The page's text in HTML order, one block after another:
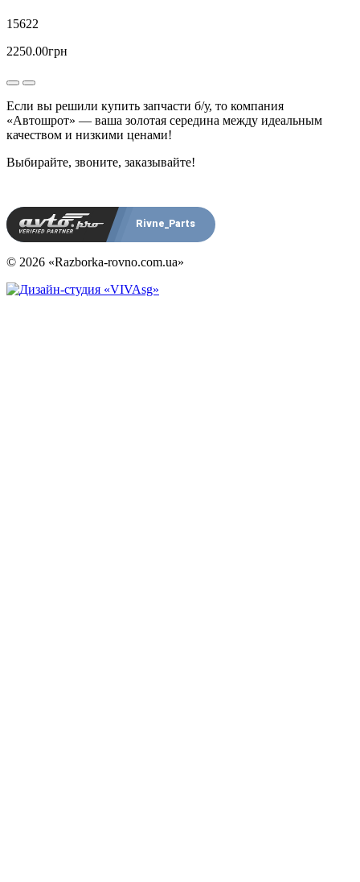
15622
2250.00грн
Если вы решили купить запчасти б/у, то компания
«Автошрот» — ваша золотая середина между идеальным
качеством и низкими ценами!
Выбирайте, звоните, заказывайте!
Rivne_Parts
© 2026 «Razborka-rovno.com.ua»